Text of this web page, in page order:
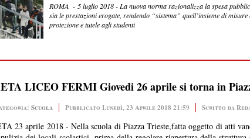
ROMA - 5 luglio 2018 - La nuova norma razionalizza la spesa
sia le prestazioni erogate, rendendo “sistema” quell’insieme di
protezione e tutele agli studenti
LICEO FERMI Giovedi 26 aprile si torna in
Scuola Pubblicato Lunedì, 23 Aprile 2018 21:59 Scritto da
23 aprile 2018 - Nella scuola di Piazza Trieste,fatta oggetto di atti